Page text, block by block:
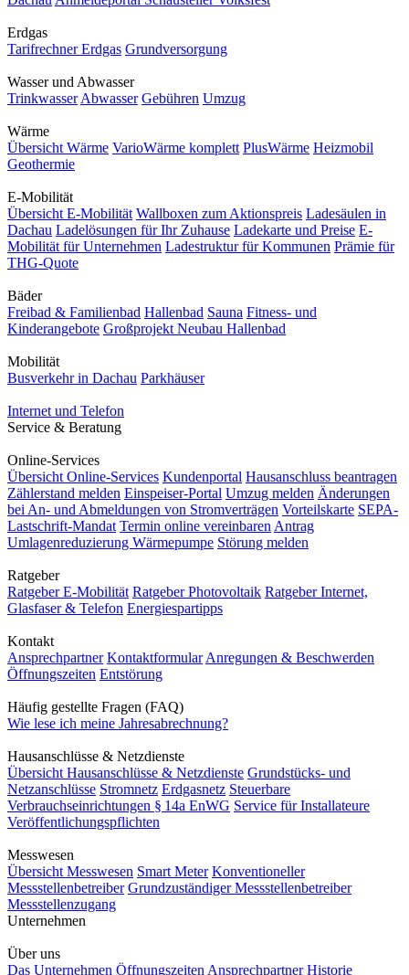
Erdgas
Tarifrechner Erdgas Grundversorgung
Wasser und Abwasser
Trinkwasser Abwasser Gebühren Umzug
Wärme
Übersicht Wärme VarioWärme komplett PlusWärme Heizmobil
Geothermie
E-Mobilität
Übersicht E-Mobilität Wallboxen zum Aktionspreis Ladesäulen in
Dachau Ladelösungen für Ihr Zuhause Ladekarte und Preise E-
Mobilität für Unternehmen Ladestruktur für Kommunen Prämie für
THG-Quote
Bäder
Freibad & Familienbad Hallenbad Sauna Fitness- und
Kinderangebote Großprojekt Neubau Hallenbad
Mobilität
Busverkehr in Dachau Parkhäuser
Internet und Telefon
Service & Beratung
Online-Services
Übersicht Online-Services Kundenportal Hausanschluss beantragen
Zählerstand melden Einspeiser-Portal Umzug melden Änderungen
bei An- und Abmeldungen von Stromverträgen Vorteilskarte SEPA-
Lastschrift-Mandat Termin online vereinbaren Antrag
Umlagenreduzierung Wärmepumpe Störung melden
Ratgeber
Ratgeber E-Mobilität Ratgeber Photovoltaik Ratgeber Internet,
Glasfaser & Telefon Energiespartipps
Kontakt
Ansprechpartner Kontaktformular Anregungen & Beschwerden
Öffnungszeiten Entstörung
Häufig gestellte Fragen (FAQ)
Wie lese ich meine Jahresabrechnung?
Hausanschlüsse & Netzdienste
Übersicht Hausanschlüsse & Netzdienste Grundstücks- und
Netzanschlüsse Stromnetz Erdgasnetz Steuerbare
Verbrauchseinrichtungen § 14a EnWG Service für Installateure
Veröffentlichungspflichten
Messwesen
Übersicht Messwesen Smart Meter Konventioneller
Messstellenbetreiber Grundzuständiger Messstellenbetreiber
Messstellenzugang
Unternehmen
Über uns
Das Unternehmen Öffnungszeiten Ansprechpartner Historie